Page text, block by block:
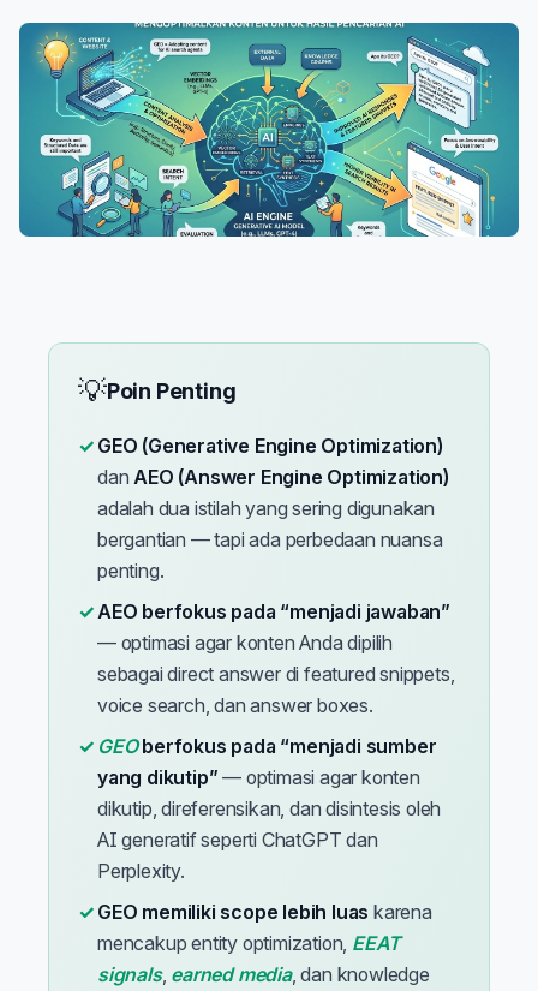
💡Poin Penting
GEO (Generative Engine Optimization)
danAEO (Answer Engine Optimization)
adalah dua istilah yang sering digunakan
bergantian — tapi ada perbedaan nuansa
penting.
AEO berfokus pada “menjadi jawaban”
— optimasi agar konten Anda dipilih
sebagai direct answer di featured snippets,
voice search, dan answer boxes.
GEOberfokus pada “menjadi sumber
yang dikutip” — optimasi agar konten
dikutip, direferensikan, dan disintesis oleh
AI generatif seperti ChatGPT dan
Perplexity.
GEO memiliki scope lebih luas karena
mencakup entity optimization, EEAT
signals, earned media, dan knowledge